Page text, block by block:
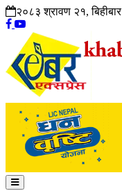
२०८३ श्रावण २१, बिहीबार